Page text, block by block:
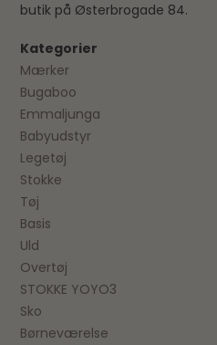
butik på Østerbrogade 84.
Kategorier
Mærker
Bugaboo
Emmaljunga
Babyudstyr
Legetøj
Stokke
Tøj
Basis
Uld
Overtøj
STOKKE YOYO3
Sko
Børneværelse